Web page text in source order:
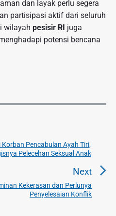
dan layak perlu segera
partisipasi aktif dari seluruh
wilayah pesisir RI juga
potensi bencana
Pencabulan Ayah Tiri,
Pelecehan Seksual Anak
Next
N
e
Kekerasan dan Perlunya
Penyelesaian Konflik